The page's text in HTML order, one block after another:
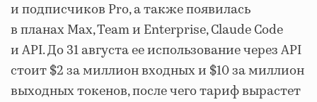
и подписчиков Pro, а также появилась
в планах Max, Team и Enterprise, Claude Code
и API. До 31 августа ее использование через API
стоит $2 за миллион входных и $10 за миллион
выходных токенов, после чего тариф вырастет